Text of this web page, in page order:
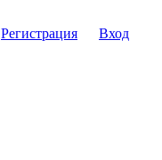
Регистрация Вход